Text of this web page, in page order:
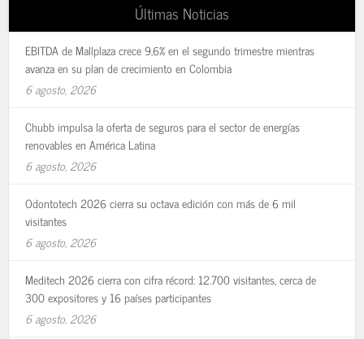
Últimas Noticias
EBITDA de Mallplaza crece 9,6% en el segundo trimestre mientras
avanza en su plan de crecimiento en Colombia
6 agosto, 2026
Chubb impulsa la oferta de seguros para el sector de energías
renovables en América Latina
6 agosto, 2026
Odontotech 2026 cierra su octava edición con más de 6 mil
visitantes
6 agosto, 2026
Meditech 2026 cierra con cifra récord: 12.700 visitantes, cerca de
300 expositores y 16 países participantes
6 agosto, 2026